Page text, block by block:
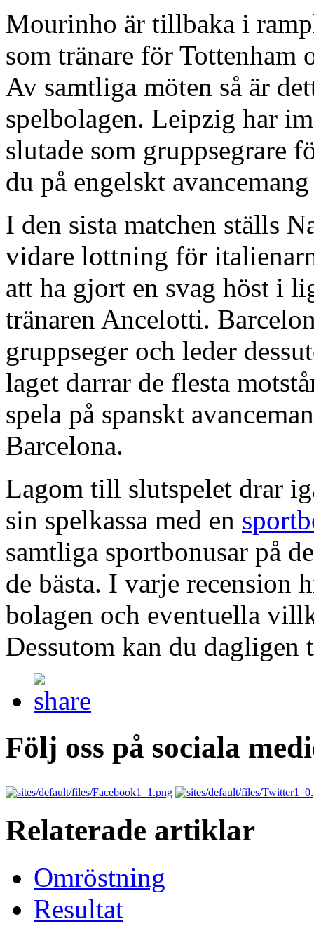
Mourinho är tillbaka i
som tränare för
Av samtliga möten så är
spelbolagen. Leipzig har
slutade som gruppsegrare
du på engelskt
I den sista matchen ställs
vidare lottning för
att ha gjort en svag höst i
tränaren Ancelotti.
gruppseger och leder
laget darrar de flesta
spela på spanskt
Barcelona.
Lagom till slutspelet drar
sin spelkassa med en
samtliga sportbonusar på
de bästa. I varje recension
bolagen och eventuella
Dessutom kan du dagligen
Följ oss på sociala
Relaterade artiklar
Omröstning
Resultat